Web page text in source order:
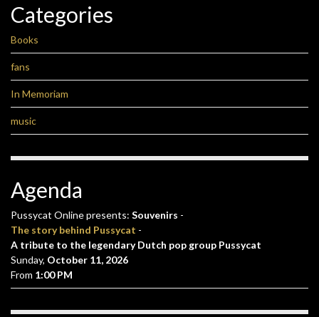
Categories
Books
fans
In Memoriam
music
Agenda
Pussycat Online presents: Souvenirs -
The story behind Pussycat -
A tribute to the legendary Dutch pop group Pussycat
Sunday, October 11, 2026
From 1:00 PM